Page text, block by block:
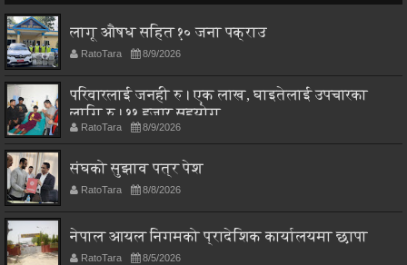
लागू औषध सहित १० जना पक्राउ
RatoTara 8/9/2026
परिवारलाई जनही रु। एक लाख, घाइतेलाई उपचारका
लागि रु। ११ हजार सहयोग
RatoTara 8/9/2026
संघको सुझाव पत्र पेश
RatoTara 8/8/2026
नेपाल आयल निगमको प्रादेशिक कार्यालयमा छापा
RatoTara 8/5/2026